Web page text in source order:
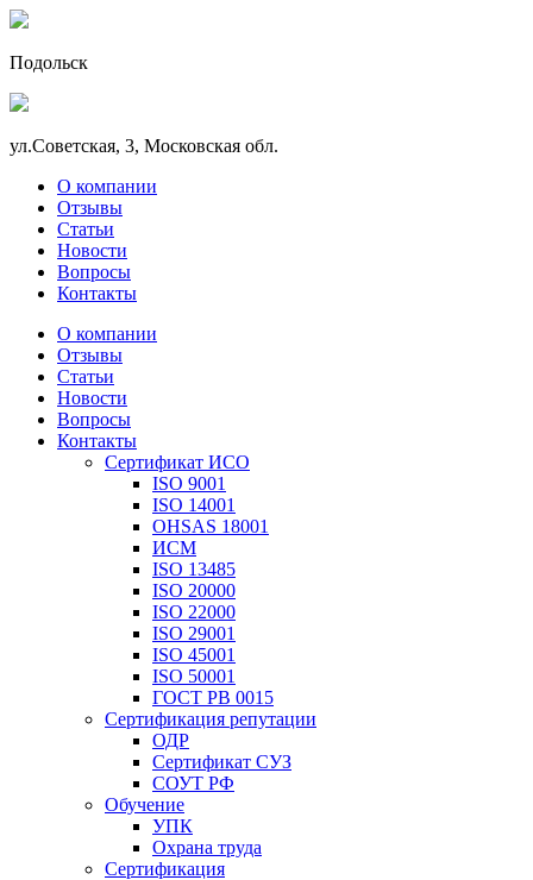
Подольск
ул.Советская, 3, Московская обл.
О компании
Отзывы
Статьи
Новости
Вопросы
Контакты
О компании
Отзывы
Статьи
Новости
Вопросы
Контакты
Сертификат ИСО
ISO 9001
ISO 14001
OHSAS 18001
ИСМ
ISO 13485
ISO 20000
ISO 22000
ISO 29001
ISO 45001
ISO 50001
ГОСТ РВ 0015
Сертификация репутации
ОДР
Сертификат СУЗ
СОУТ РФ
Обучение
УПК
Охрана труда
Сертификация